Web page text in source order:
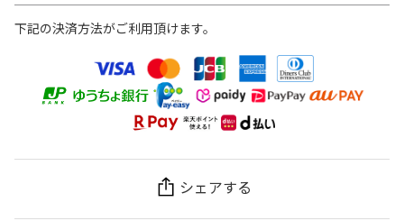
下記の決済方法がご利用頂けます。
シェアする